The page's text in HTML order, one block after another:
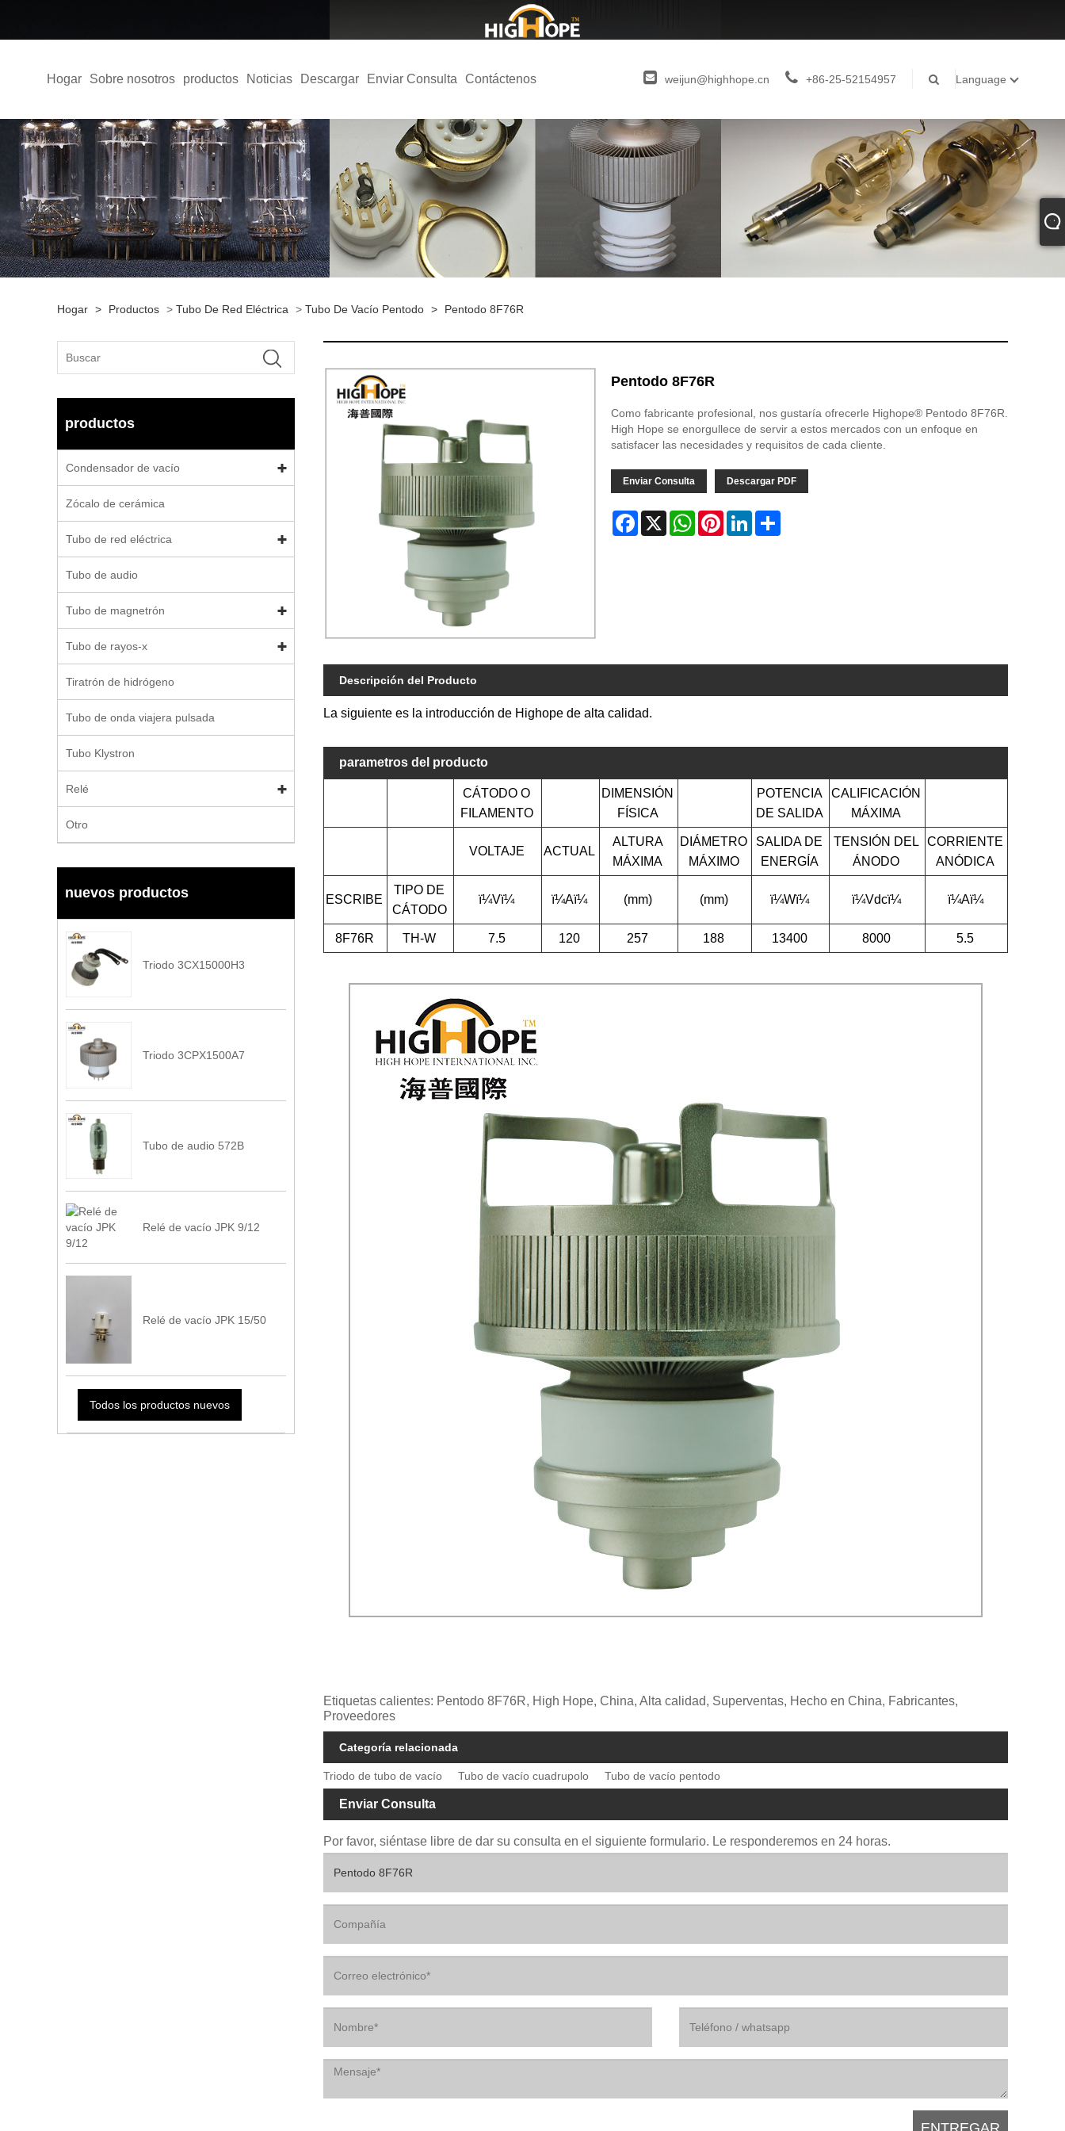
Hogar Sobre nosotros productos Noticias Descargar Enviar Consulta Contáctenos weijun@highhope.cn +86-25-52154957 Language
Hogar > Productos > Tubo De Red Eléctrica > Tubo De Vacío Pentodo > Pentodo 8F76R
productos
Condensador de vacío
Zócalo de cerámica
Tubo de red eléctrica
Tubo de audio
Tubo de magnetrón
Tubo de rayos-x
Tiratrón de hidrógeno
Tubo de onda viajera pulsada
Tubo Klystron
Relé
Otro
nuevos productos
Triodo 3CX15000H3
Triodo 3CPX1500A7
Tubo de audio 572B
Relé de vacío JPK 9/12
Relé de vacío JPK 15/50
Todos los productos nuevos
Pentodo 8F76R
Como fabricante profesional, nos gustaría ofrecerle Highope® Pentodo 8F76R.
High Hope se enorgullece de servir a estos mercados con un enfoque en
satisfacer las necesidades y requisitos de cada cliente.
Enviar Consulta Descargar PDF
Facebook
X WhatsAppPinterestLinkedInShare
Descripción del Producto
La siguiente es la introducción de Highope de alta calidad.
parametros del producto
CÁTODO O
FILAMENTO
DIMENSIÓN
FÍSICA
POTENCIA
DE SALIDA
CALIFICACIÓN
MÁXIMA
VOLTAJE ACTUAL
ALTURA
MÁXIMA
DIÁMETRO
MÁXIMO
SALIDA DE
ENERGÍA
TENSIÓN DEL
ÁNODO
CORRIENTE
ANÓDICA
ESCRIBE
TIPO DE
CÁTODO
ï¼Vï¼ ï¼Aï¼ (mm) (mm) ï¼Wï¼ ï¼Vdcï¼ ï¼Aï¼
8F76R TH-W 7.5 120 257 188 13400 8000 5.5
Etiquetas calientes: Pentodo 8F76R, High Hope, China, Alta calidad, Superventas, Hecho en China, Fabricantes,
Proveedores
Categoría relacionada
Triodo de tubo de vacío Tubo de vacío cuadrupolo Tubo de vacío pentodo
Enviar Consulta
Por favor, siéntase libre de dar su consulta en el siguiente formulario. Le responderemos en 24 horas.